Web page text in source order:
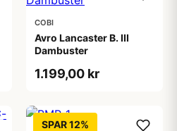
COBI
Avro Lancaster B. III
Dambuster
1.199,00 kr
SPAR 12%